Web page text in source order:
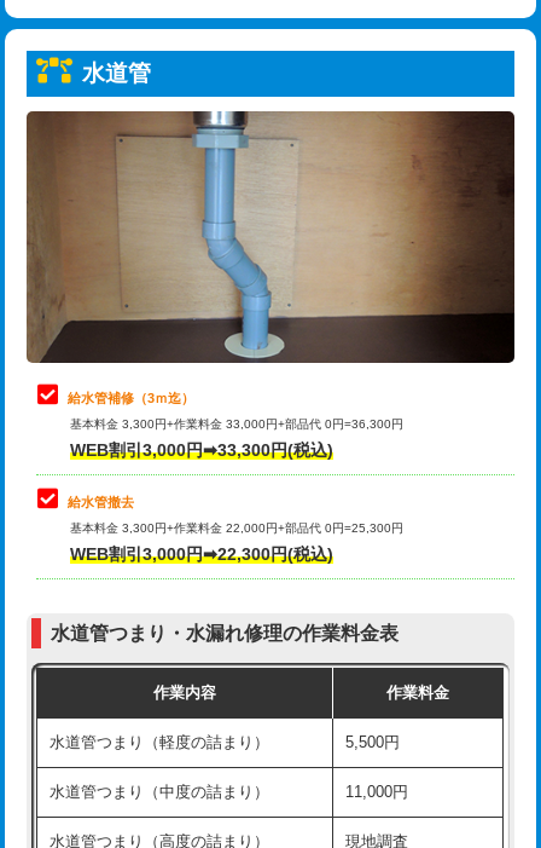
給水管工事※（ライニング鋼管・銅
管・ポリ管・HT管使用/3ｍまで)
給水管工事※（ライニング鋼管・銅
管・ポリ管・HT管使用/3ｍ超え)
排水管工事（土の掘削・埋め戻し作
11,000円~
排水管工事（排水管工事/3ｍまで） 55,000円
排水管工事（追加 排水管工事/3ｍ超
マス交換（土の掘削・埋め戻し作業）
マス交換（深さ50㎝未満）
マス交換（深さ50㎝以上）
コンクリート斫り（厚さ10㎝まで）
モルタル補修（厚さ10㎝超え） 38,500円
洗面台設置 38,500円
化粧台設置 22,000円
トーラー機使用/3mまで
追加トーラー機使用/3m超え
33,000円
8,800円
止水・漏水調査・防水処理・清掃・修
理・調整・分解・加工など（軽作業）
11,000円
止水・漏水調査・防水処理・清掃・修
理・調整・分解・加工など（中作業）
止水・漏水調査・防水処理・清掃・修
理・調整・分解・加工など（重作業）
33,000円
その他部品の脱着
交換・取付（タンク）
式）)
式・ワンホール）)
交換・取付(排水栓・排水トラップ
22,000円+材料費
水道管
給水管補修（3ｍ迄）
基本料金 3,300円+作業料金 33,000円+部品代 0円=36,300円
WEB割引3,000円➡33,300円(税込)
給水管撤去
基本料金 3,300円+作業料金 22,000円+部品代 0円=25,300円
WEB割引3,000円➡22,300円(税込)
水道管つまり・水漏れ修理の作業料金表
作業内容 作業料金
水道管つまり（軽度の詰まり） 5,500円
水道管つまり（中度の詰まり） 11,000円
水道管つまり（高度の詰まり） 現地調査